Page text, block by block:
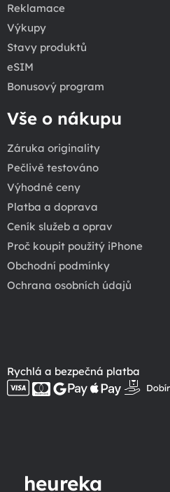
Reklamace
Výkupy
Stavy produktů
eSIM
Bonusový program
Vše o nákupu
Záruka originality
Pečlivě testováno
Výhodné ceny
Platba a doprava
Ceník služeb a oprav
Proč koupit použitý iPhone
Obchodní podmínky
Ochrana osobních údajů
Rychlá a bezpečná platba
heureka